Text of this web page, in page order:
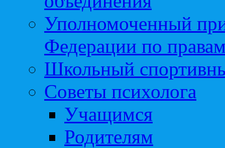
Уполномоченный
Федерации по
Школьный
Советы психолога
Учащимся
Родителям